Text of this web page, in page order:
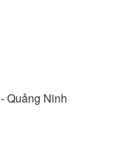
Quảng Ninh